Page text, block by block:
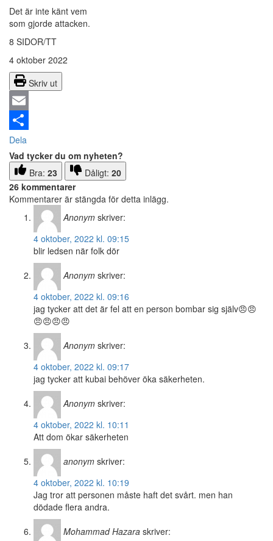
Det är inte känt vem
som gjorde attacken.
8 SIDOR/TT
4 oktober 2022
Skriv ut
Email
Dela
Vad tycker du om nyheten?
Bra: 23 Dåligt: 20
26 kommentarer
Kommentarer är stängda för detta inlägg.
Anonym skriver:
4 oktober, 2022 kl. 09:15
blir ledsen när folk dör
Anonym skriver:
4 oktober, 2022 kl. 09:16
jag tycker att det är fel att en person bombar sig själv😠😠
😠😠😠😠
Anonym skriver:
4 oktober, 2022 kl. 09:17
jag tycker att kubai behöver öka säkerheten.
Anonym skriver:
4 oktober, 2022 kl. 10:11
Att dom ökar säkerheten
anonym skriver:
4 oktober, 2022 kl. 10:19
Jag tror att personen måste haft det svårt. men han
dödade flera andra.
Mohammad Hazara skriver: